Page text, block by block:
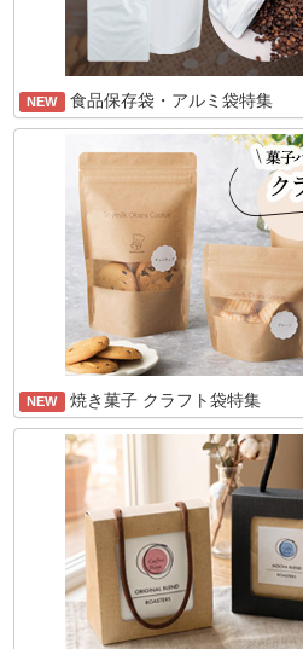
NEW 食品保存袋・アルミ袋特集
NEW 焼き菓子 クラフト袋特集